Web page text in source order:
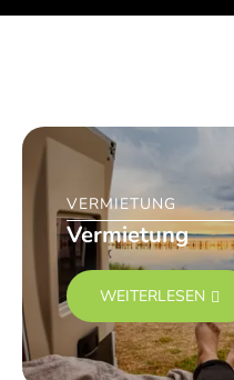
VERMIETUNG
Vermietung
WEITERLESEN